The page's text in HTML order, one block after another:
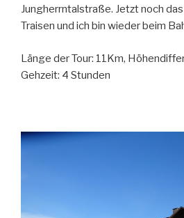
Jungherrntalstraße. Jetzt noch
Traisen und ich bin wieder beim
Länge der Tour: 11Km,
Gehzeit: 4 Stunden